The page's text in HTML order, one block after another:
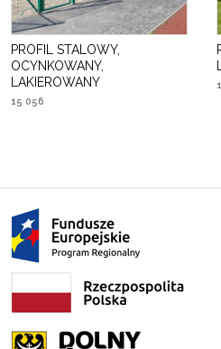
PROFIL STALOWY,
OCYNKOWANY,
LAKIEROWANY
15 056